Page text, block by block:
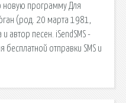
новую программу Для
(род. 20 марта 1981,
автор песен. iSendSMS -
отправки SMS и